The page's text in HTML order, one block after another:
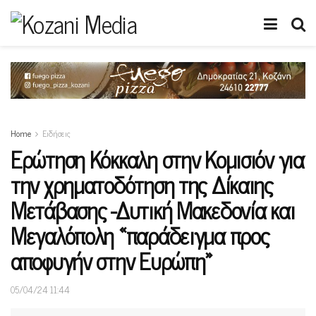
Home Ειδήσεις
Ερώτηση Κόκκαλη στην Κομισιόν για
την χρηματοδότηση της Δίκαιης
Μετάβασης -Δυτική Μακεδονία και
Μεγαλόπολη «παράδειγμα προς
αποφυγήν στην Ευρώπη»
05/04/24 11:44